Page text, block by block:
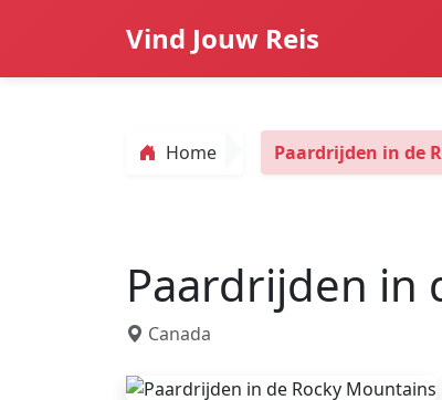
Vind Jouw Reis
Home Paardrijden in de
Paardrijden in
Canada